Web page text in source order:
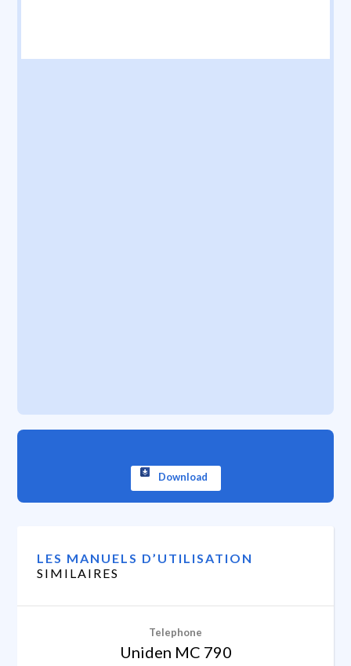
Download
LES MANUELS D’UTILISATION
SIMILAIRES
Telephone
Uniden MC 790